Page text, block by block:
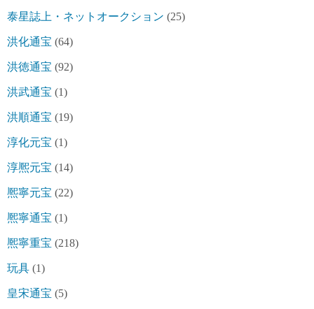
泰星誌上・ネットオークション (25)
洪化通宝 (64)
洪徳通宝 (92)
洪武通宝 (1)
洪順通宝 (19)
淳化元宝 (1)
淳熈元宝 (14)
熈寧元宝 (22)
熈寧通宝 (1)
熈寧重宝 (218)
玩具 (1)
皇宋通宝 (5)